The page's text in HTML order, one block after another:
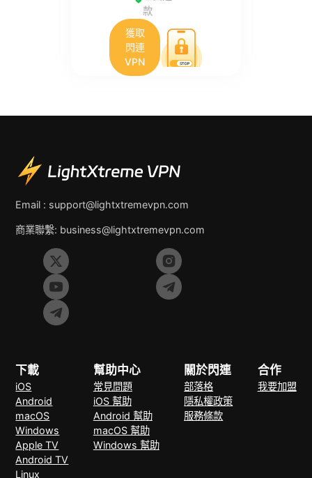
款
獲取
閃連
VPN
Email : support@lightxtremevpn.com
商業聯繫: business@lightxtremevpn.com
下載
iOS
Android
macOS
Windows
Apple TV
Android TV
Linux
幫助中心
常見問題
iOS 幫助
Android 幫助
macOS 幫助
Windows 幫助
關於閃連
部落格
隱私權政策
服務條款
合作
我要加盟